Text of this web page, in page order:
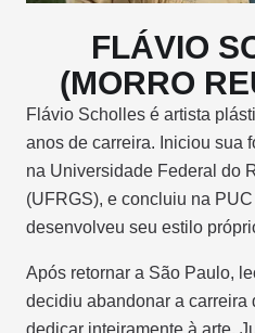
FLÁVIO
(MORRO
Flávio Scholles é artista
anos de carreira. Iniciou sua
na Universidade Federal do
(UFRGS), e concluiu na
desenvolveu seu estilo
Após retornar a São Paulo,
decidiu abandonar a carreira